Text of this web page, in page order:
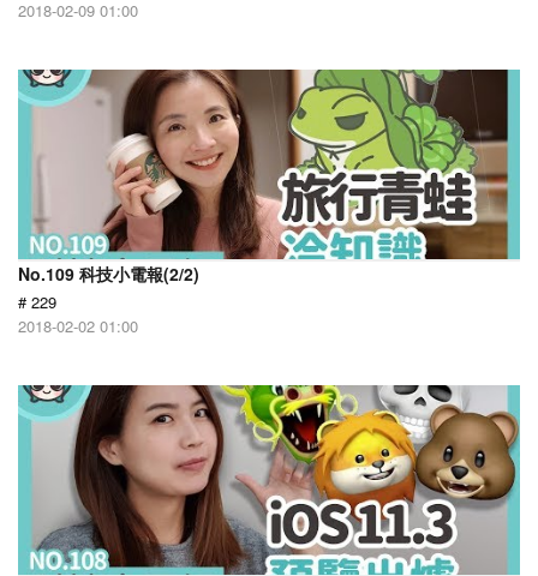
2018-02-09 01:00
No.109 科技小電報(2/2)
# 229
2018-02-02 01:00